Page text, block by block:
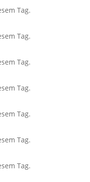
Tag.
Tag.
Tag.
Tag.
Tag.
Tag.
Tag.